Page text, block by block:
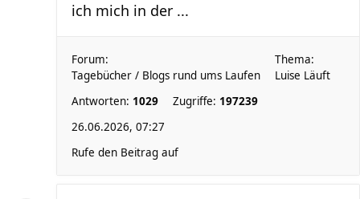
ich mich in der ...
Forum:
Tagebücher / Blogs rund ums Laufen
Thema:
Luise Läuft
Antworten: 1029 Zugriffe: 197239
26.06.2026, 07:27
Rufe den Beitrag auf